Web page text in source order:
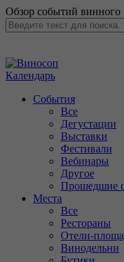
Обзор событий винного
Календарь
События
Все
Дегустации
Выставки
Фестивали
Вебинары
Другое
Прошедшие
Места
Все
Рестораны
Отели-
Винодельни